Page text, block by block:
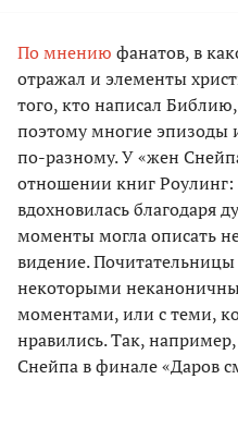
По мнению фанатов, в
отражал и элементы
того, кто написал
поэтому многие эпизоды
по-разному. У «жен
отношении книг
вдохновилась благодаря
моменты могла описать
видение.
некоторыми
моментами, или с теми,
нравились. Так,
Снейпа в финале «Даров